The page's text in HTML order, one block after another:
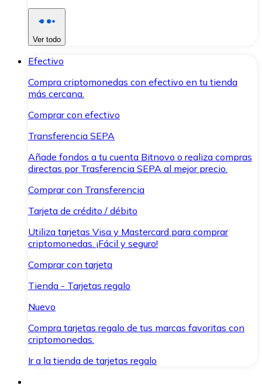
Ver todo
Efectivo
Compra criptomonedas con efectivo en tu tienda
más cercana.
Comprar con efectivo
Transferencia SEPA
Añade fondos a tu cuenta Bitnovo o realiza compras
directas por Trasferencia SEPA al mejor precio.
Comprar con Transferencia
Tarjeta de crédito / débito
Utiliza tarjetas Visa y Mastercard para comprar
criptomonedas. ¡Fácil y seguro!
Comprar con tarjeta
Tienda - Tarjetas regalo
Nuevo
Compra tarjetas regalo de tus marcas favoritas con
criptomonedas.
Ir a la tienda de tarjetas regalo